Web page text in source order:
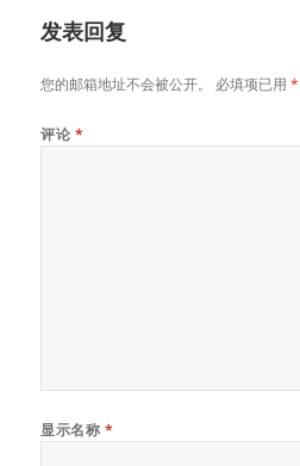
发表回复
您的邮箱地址不会被公开。 必填项已用*
评论 *
显示名称 *